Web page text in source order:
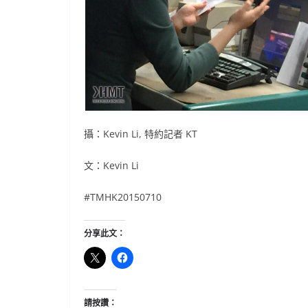
攝：Kevin Li, 特約記者 KT
文：Kevin Li
#TMHK20150710
分享此文：
請按讚：